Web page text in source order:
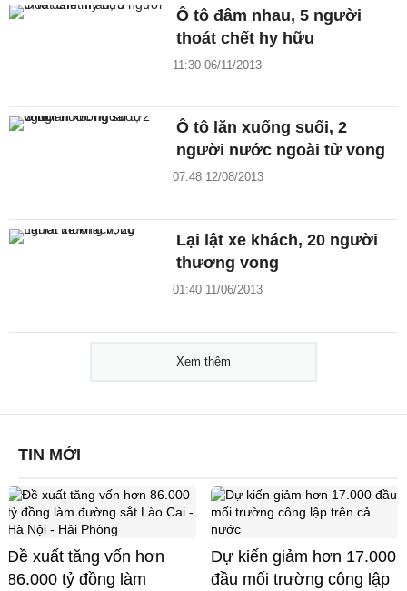
Ô tô đâm nhau, 5 người
thoát chết hy hữu
11:30 06/11/2013
Ô tô lăn xuống suối, 2
người nước ngoài tử vong
07:48 12/08/2013
Lại lật xe khách, 20 người
thương vong
01:40 11/06/2013
Xem thêm
TIN MỚI
Đề xuất tăng vốn hơn
86.000 tỷ đồng làm
Dự kiến giảm hơn 17.000
đầu mối trường công lập